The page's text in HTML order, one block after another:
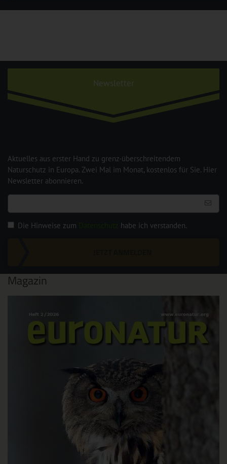
Newsletter
Aktuelles aus erster Hand zu grenz-überschreitendem
Naturschutz in Europa. Zwei Mal im Monat, kostenlos für Sie. Hier
Newsletter abonnieren.
Die Hinweise zum habe ich verstanden.
Magazin